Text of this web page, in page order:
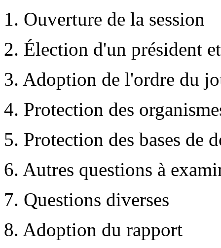
1. Ouverture de la session
2. Élection d'un président
3. Adoption de l'ordre du
4. Protection des
5. Protection des bases de
6. Autres questions à
7. Questions diverses
8. Adoption du rapport